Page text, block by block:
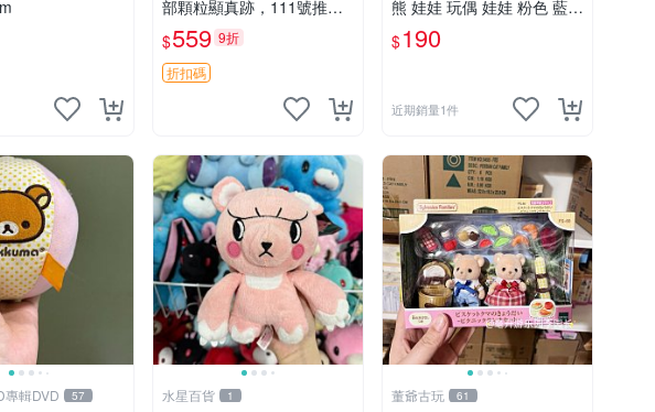
部顆粒顯真跡，111號推薦
珍藏品 馴鹿 舊款 尾巴顆粒
$559 9折
折扣碼
熊 娃娃 玩偶 娃娃 粉色 藍色
2色分售
$190
近期銷量1件
專輯DVD 57 水星百貨 1 董爺古玩 61